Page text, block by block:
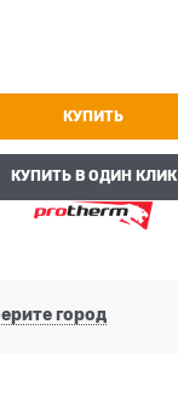
КУПИТЬ
КУПИТЬ В ОДИН КЛИК
город